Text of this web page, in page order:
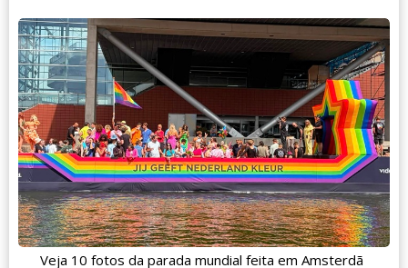
Veja 10 fotos da parada mundial feita em Amsterdã